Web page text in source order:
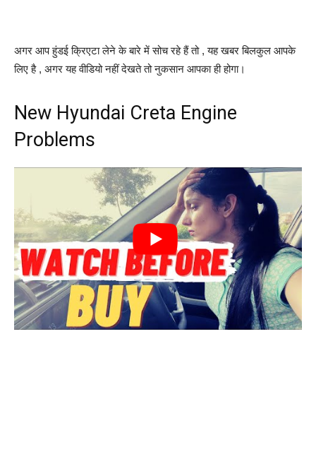
अगर आप हुंडई क्रिएटा लेने के बारे में सोच रहे हैं तो , यह खबर बिलकुल आपके
लिए है , अगर यह वीडियो नहीं देखते तो नुकसान आपका ही होगा।
New Hyundai Creta Engine
Problems